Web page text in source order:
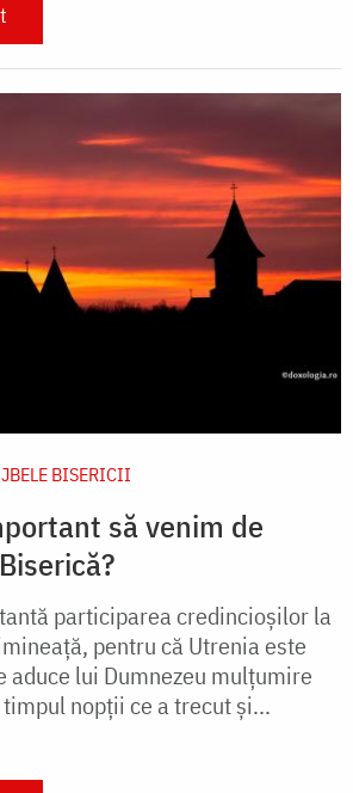
BISERICII
să venim de
participarea credincioșilor la
pentru că Utrenia este
aduce lui Dumnezeu mulțumire
nopții ce a trecut și...